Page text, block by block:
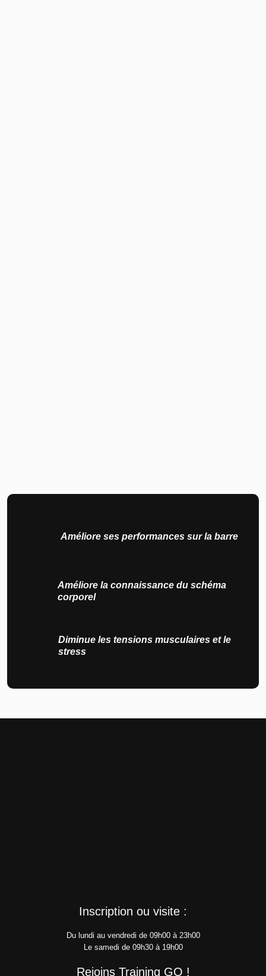
Améliore ses performances sur la barre
Améliore la connaissance du schéma
corporel
Diminue les tensions musculaires et le
stress
Inscription ou visite :
Du lundi au vendredi de 09h00 à 23h00
Le samedi de 09h30 à 19h00
Rejoins Training GO !